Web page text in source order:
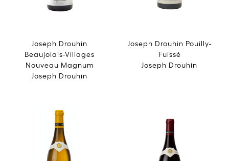
Joseph Drouhin
Beaujolais-Villages
Nouveau Magnum
Joseph Drouhin
Joseph Drouhin Pouilly-
Fuissé
Joseph Drouhin